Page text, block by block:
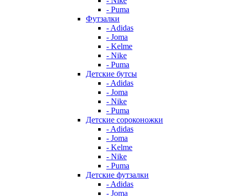
- Puma
Футзалки
- Adidas
- Joma
- Kelme
- Nike
- Puma
Детские бутсы
- Adidas
- Joma
- Nike
- Puma
Детские сороконожки
- Adidas
- Joma
- Kelme
- Nike
- Puma
Детские футзалки
- Adidas
- Joma